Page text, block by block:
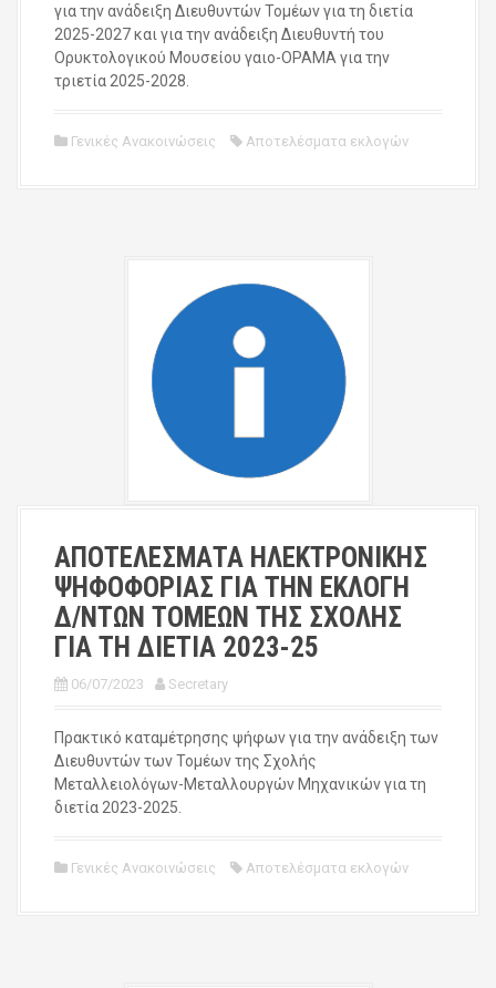
για την ανάδειξη Διευθυντών Τομέων για τη διετία
2025-2027 και για την ανάδειξη Διευθυντή του
Ορυκτολογικού Μουσείου γαιο-ΟΡΑΜΑ για την
τριετία 2025-2028.
Γενικές Ανακοινώσεις Αποτελέσματα εκλογών
ΑΠΟΤΕΛΕΣΜΑΤΑ ΗΛΕΚΤΡΟΝΙΚΗΣ
ΨΗΦΟΦΟΡΙΑΣ ΓΙΑ ΤΗΝ ΕΚΛΟΓΗ
Δ/ΝΤΩΝ ΤΟΜΕΩΝ ΤΗΣ ΣΧΟΛΗΣ
ΓΙΑ ΤΗ ΔΙΕΤΙΑ 2023-25
06/07/2023 Secretary
Πρακτικό καταμέτρησης ψήφων για την ανάδειξη των
Διευθυντών των Τομέων της Σχολής
Μεταλλειολόγων-Μεταλλουργών Μηχανικών για τη
διετία 2023-2025.
Γενικές Ανακοινώσεις Αποτελέσματα εκλογών